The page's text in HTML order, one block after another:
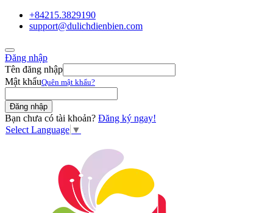
+84215.3829190
support@dulichdienbien.com
Đăng nhập
Tên đăng nhập
Mật khẩuQuên mật khẩu?
Bạn chưa có tài khoản? Đăng ký ngay!
Select Language ▼